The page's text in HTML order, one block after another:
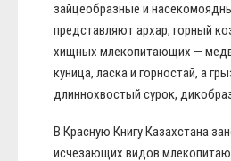
зайцеобразные и
представляют архар, горный
хищных млекопитающих —
куница, ласка и горностай, а
длиннохвостый сурок,
В Красную Книгу Казахстана
исчезающих видов